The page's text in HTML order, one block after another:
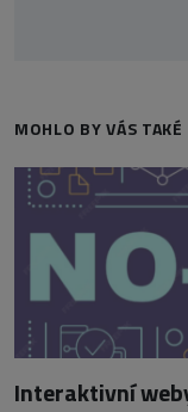
MOHLO BY VÁS
Interaktivní